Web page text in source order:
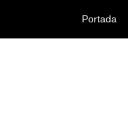
Portada